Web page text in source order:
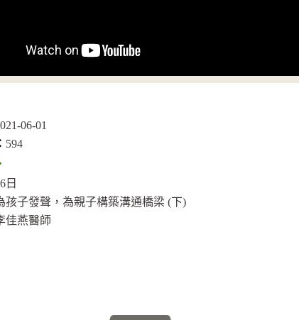
06-01
594
全
畫
面
(另
日
孩子發聲，為親子構築溝通橋梁 (下)
佳燕醫師